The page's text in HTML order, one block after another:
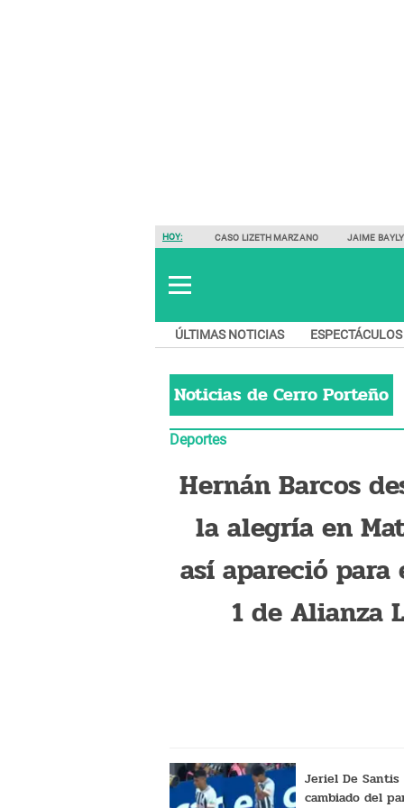
HOY: CASO LIZETH MARZANO JAIME BAYLY
ÚLTIMAS NOTICIAS ESPECTÁCULOS
Noticias deCerro Porteño
Deportes
Hernán Barcos
la alegría en
así apareció para
1 de Alianza
Jeriel De Santis
cambiado del